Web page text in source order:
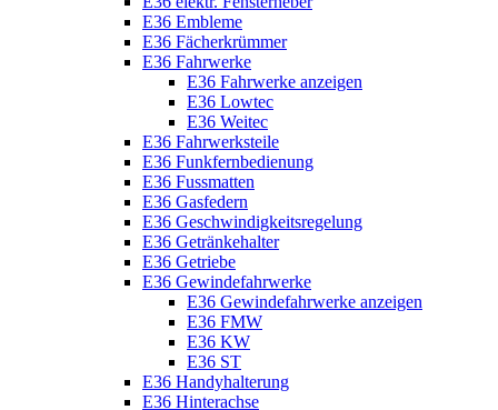
E36 Embleme
E36 Fächerkrümmer
E36 Fahrwerke
E36 Fahrwerke anzeigen
E36 Lowtec
E36 Weitec
E36 Fahrwerksteile
E36 Funkfernbedienung
E36 Fussmatten
E36 Gasfedern
E36 Geschwindigkeitsregelung
E36 Getränkehalter
E36 Getriebe
E36 Gewindefahrwerke
E36 Gewindefahrwerke anzeigen
E36 FMW
E36 KW
E36 ST
E36 Handyhalterung
E36 Hinterachse